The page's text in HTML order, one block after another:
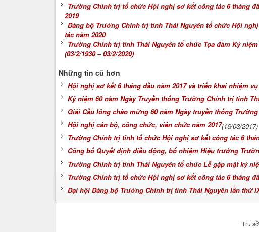
Trường Chính trị tổ chức Hội nghị sơ kết công tác 6 tháng
2019
Đảng bộ Trường Chính trị tỉnh Thái Nguyên tổ chức Hội
tác năm 2020
Trường Chính trị tỉnh Thái Nguyên tổ chức Tọa đàm Kỷ
(03/2/1930 – 03/2/2020)
Những tin cũ hơn
Hội nghị sơ kết 6 tháng đầu năm 2017 và triển khai nhiệm vụ
Kỷ niệm 60 năm Ngày Truyền thống Trường Chính trị tỉnh
Giải Cầu lông chào mừng 60 năm Ngày truyền thống
Hội nghị cán bộ, công chức, viên chức năm 2017(16/03/2017)
Trường Chính trị tỉnh tổ chức Hội nghị sơ kết công tác 6
Công bố Quyết định điều động, bổ nhiệm Hiệu trưởng
Trường Chính trị tỉnh Thái Nguyên tổ chức Lễ gặp mặt kỷ
Trường Chính trị tổ chức Hội nghị sơ kết công tác 6 tháng
Đại hội Đảng bộ Trường Chính trị tỉnh Thái Nguyên lần thứ
Trụ